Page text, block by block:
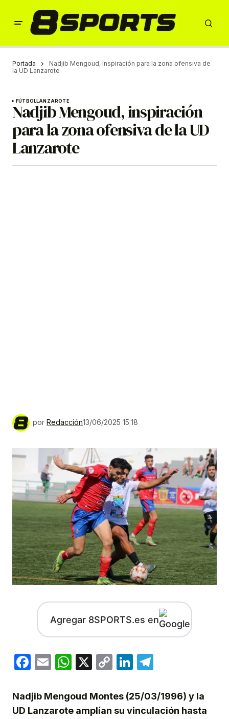
Portada
Nadjib Mengoud, inspiración para la zona ofensiva de
la UD Lanzarote
FÚTBOLLANZAROTE
Nadjib Mengoud, inspiración
para la zona ofensiva de la UD
Lanzarote
por Redacción13/06/2025 15:18
Agregar 8SPORTS.es en
Facebook
EmailWhatsApp
X
CopyLinkedIn
Nadjib Mengoud Montes (25/03/1996) y la
UD Lanzarote amplían su vinculación hasta